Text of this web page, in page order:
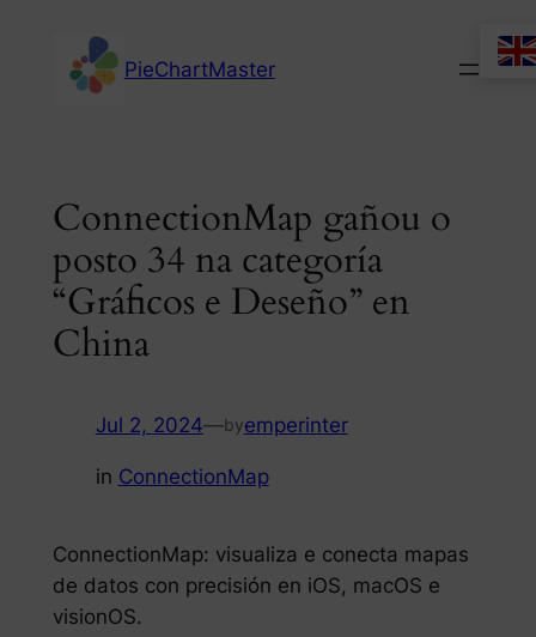
content
PieChartMaster
ConnectionMap gañou o
posto 34 na categoría
“Gráficos e Deseño” en
China
Jul 2, 2024—byemperinter
in ConnectionMap
ConnectionMap: visualiza e conecta mapas
de datos con precisión en iOS, macOS e
visionOS.